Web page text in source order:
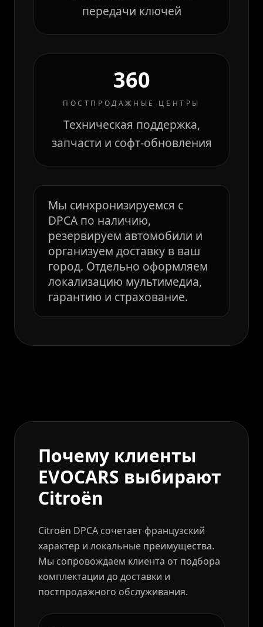
передачи ключей
360
ПОСТПРОДАЖНЫЕ ЦЕНТРЫ
Техническая поддержка,
запчасти и софт-обновления
Мы синхронизируемся с
DPCA по наличию,
резервируем автомобили и
организуем доставку в ваш
город. Отдельно оформляем
локализацию мультимедиа,
гарантию и страхование.
Почему клиенты
EVOCARS выбирают
Citroën
Citroën DPCA сочетает французский
характер и локальные преимущества.
Мы сопровождаем клиента от подбора
комплектации до доставки и
постпродажного обслуживания.